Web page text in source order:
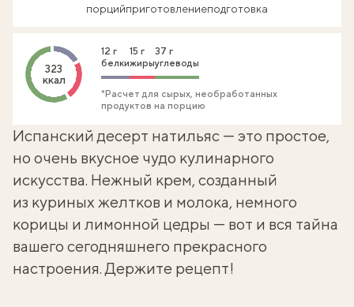
порцийприготовлениеподготовка
323
ккал
12 г
белки
15 г
жиры
37 г
углеводы
*Расчет для сырых, необработанных
продуктов на порцию
Испанский десерт натильяс — это простое,
но очень вкусное чудо кулинарного
искусства. Нежный крем, созданный
из куриных желтков и молока, немного
корицы и лимонной цедры — вот и вся тайна
вашего сегодняшнего прекрасного
настроения. Держите рецепт!